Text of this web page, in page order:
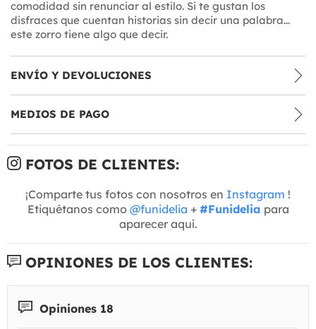
comodidad sin renunciar al estilo. Si te gustan los
disfraces que cuentan historias sin decir una palabra...
este zorro tiene algo que decir.
ENVÍO Y DEVOLUCIONES
MEDIOS DE PAGO
FOTOS DE CLIENTES:
¡Comparte tus fotos con nosotros en Instagram !
Etiquétanos como @funidelia + #Funidelia para
aparecer aquí.
OPINIONES DE LOS CLIENTES:
Opiniones 18